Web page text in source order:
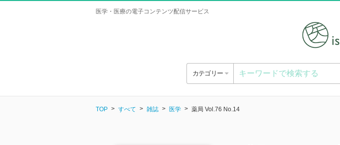
医学・医療の電子コンテンツ配信サービス
カテゴリー
TOP すべて 雑誌 医学 薬局 Vol.76 No.14